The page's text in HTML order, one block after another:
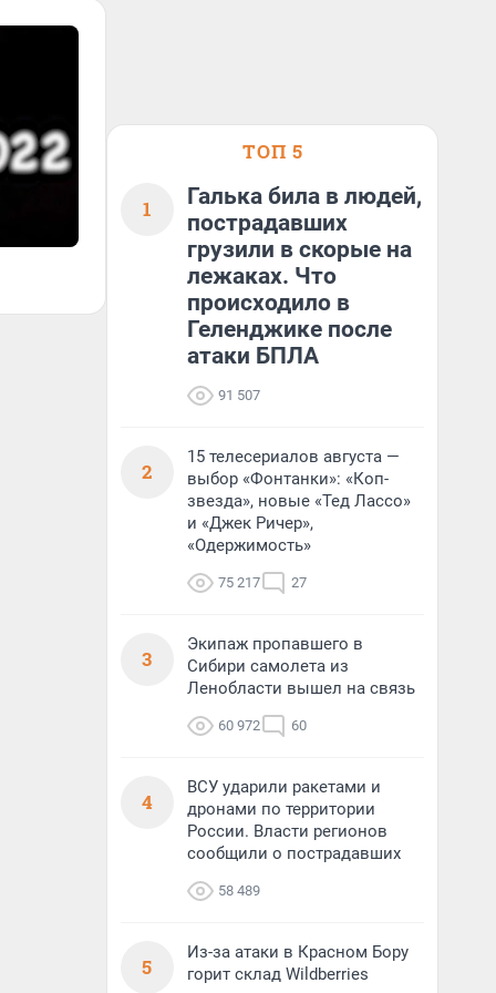
ТОП 5
1
Галька била в людей,
пострадавших
грузили в скорые на
лежаках. Что
происходило в
Геленджике после
атаки БПЛА
91 507
2
15 телесериалов августа —
выбор «Фонтанки»: «Коп-
звезда», новые «Тед Лассо»
и «Джек Ричер»,
«Одержимость»
75 217 27
3
Экипаж пропавшего в
Сибири самолета из
Ленобласти вышел на связь
60 972 60
4
ВСУ ударили ракетами и
дронами по территории
России. Власти регионов
сообщили о пострадавших
58 489
5
Из-за атаки в Красном Бору
горит склад Wildberries